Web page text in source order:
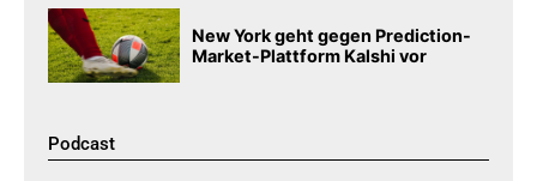
New York geht gegen Prediction-
Market-Plattform Kalshi vor
Podcast​